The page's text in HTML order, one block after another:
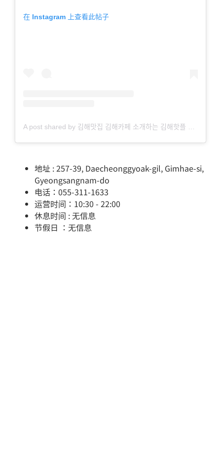
在 Instagram 上查看此帖子
A post shared by 김해맛집 김해카페 소개하는 김해핫플 공식계정 (@hotgimhae)
地址 : 257-39, Daecheonggyoak-gil, Gimhae-si,
Gyeongsangnam-do
电话：055-311-1633
运营时间：10:30 - 22:00
休息时间 : 无信息
节假日 ：无信息